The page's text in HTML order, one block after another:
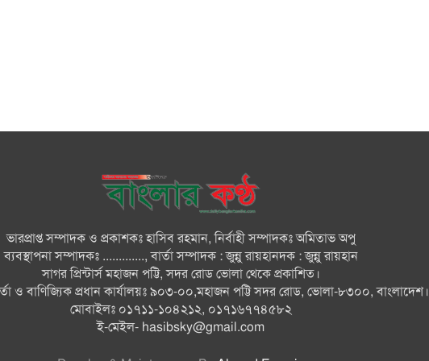
ভারপ্রাপ্ত সম্পাদক ও প্রকাশকঃ হাসিব রহমান, নির্বাহী সম্পাদকঃ অমিতাভ অপু
ব্যবস্থাপনা সম্পাদকঃ ............., বার্তা সম্পাদক : জুন্নু রায়হানদক : জুন্নু রায়হান
সাগর প্রিন্টার্স মহাজন পট্টি, সদর রোড ভোলা থেকে প্রকাশিত।
ও বাণিজ্যিক প্রধান কার্যালয়ঃ ৯০৩-০০,মহাজন পট্টি সদর রোড, ভোলা-৮৩০০, বাংলাদেশ।
মোবাইলঃ ০১৭১১-১০৪২১২, ০১৭১৬৭৭৪৫৮২
ই-মেইল- hasibsky@gmail.com